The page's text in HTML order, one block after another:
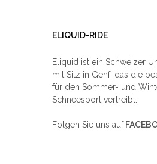
ELIQUID-RIDE
Eliquid ist ein Schweizer
mit Sitz in Genf, das die
für den Sommer- und
Schneesport vertreibt.
Folgen Sie uns auf